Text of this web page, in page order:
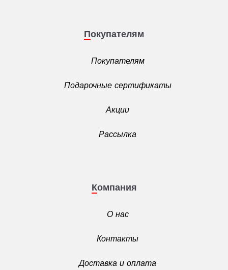
Покупателям
Покупателям
Подарочные сертификаты
Акции
Рассылка
Компания
О нас
Контакты
Доставка и оплата